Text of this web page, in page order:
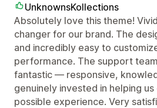
UnknownsKollections
Absolutely love this theme!
changer for our brand. The
and incredibly easy to
performance. The support
fantastic — responsive,
genuinely invested in helping
possible experience. Very